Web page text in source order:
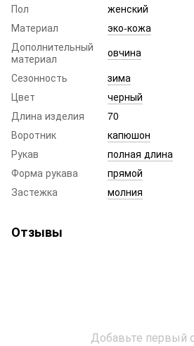
Пол
женский
Материал
эко-кожа
Дополнительный
материал
овчина
Сезонность
зима
Цвет
черный
Длина изделия
70
Воротник
капюшон
Рукав
полная длина
Форма рукава
прямой
Застежка
молния
Отзывы
Добавьте первый